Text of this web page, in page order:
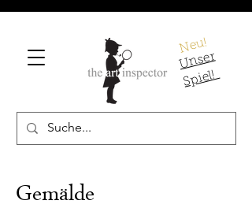
Neu!
U
ns
er
S
pi
el!
Gemälde